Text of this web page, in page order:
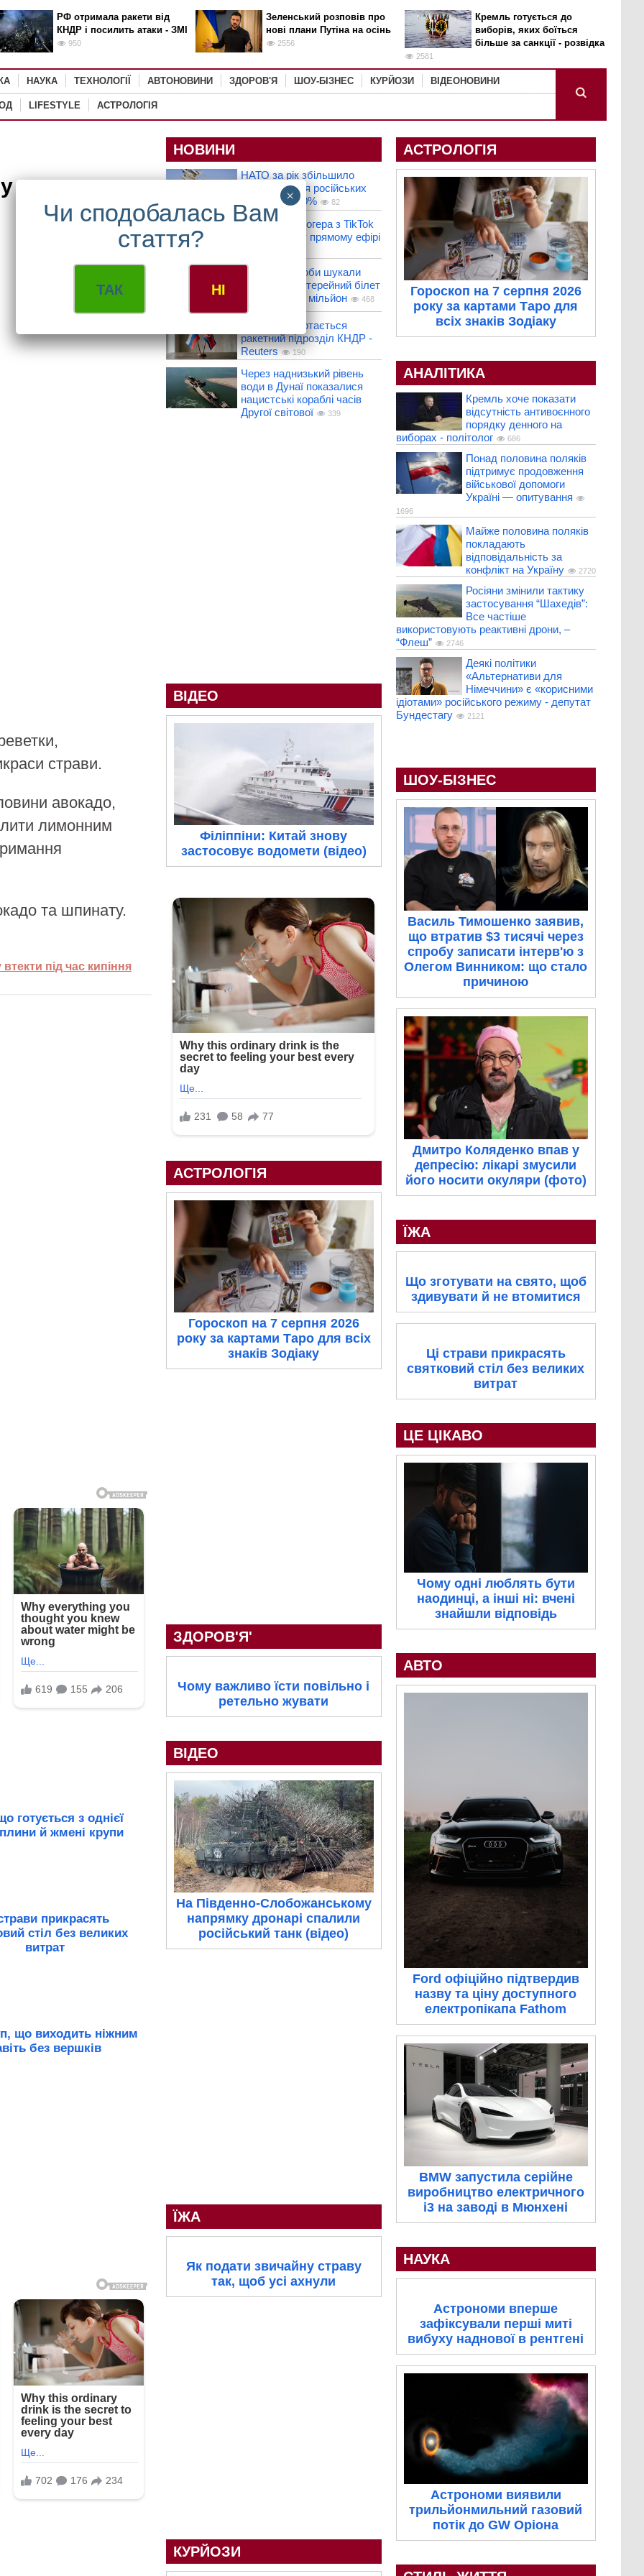
РФ отримала ракети від
КНДР і посилить атаки - ЗМІ
950
Зеленський розповів про
нові плани Путіна на осінь
2556
Кремль готується до
виборів, яких боїться
більше за санкції - розвідка
2581
НАУКА ТЕХНОЛОГІЇ АВТОНОВИНИ ЗДОРОВ'Я ШОУ-БІЗНЕС КУРЙОЗИ ВІДЕОНОВИНИ
LIFESTYLE АСТРОЛОГІЯ
та авокадо
EN RU UK
страви.
авокадо,
лимонним
та шпинату.
під час кипіння
готується з однієї
й жмені крупи
прикрасять
стіл без великих
витрат
що виходить ніжним
без вершків
НОВИНИ
НАТО за рік збільшило
перехоплення російських
літаків на 250%
82
У Мексиці блогера з TikTok
застрелили у прямому ефірі
В Італії дві доби шукали
викинутий лотерейний білет
з виграшем у мільйон
468
У Росії розгортається
ракетний підрозділ КНДР -
Reuters
190
Через наднизький рівень
води в Дунаї показалися
нацистські кораблі часів
Другої світової
339
ВІДЕО
Філіппіни: Китай знову
застосовує водомети (відео)
АСТРОЛОГІЯ
Гороскоп на 7 серпня 2026
року за картами Таро для всіх
знаків Зодіаку
ЗДОРОВ'Я'
Чому важливо їсти повільно і
ретельно жувати
ВІДЕО
На Південно-Слобожанському
напрямку дронарі спалили
російський танк (відео)
ЇЖА
Як подати звичайну страву
так, щоб усі ахнули
КУРЙОЗИ
АСТРОЛОГІЯ
Гороскоп на 7 серпня 2026
року за картами Таро для
всіх знаків Зодіаку
АНАЛІТИКА
Кремль хоче показати
відсутність антивоєнного
порядку денного на
виборах - політолог
686
Понад половина поляків
підтримує продовження
військової допомоги
Україні — опитування
1696
Майже половина поляків
покладають
відповідальність за
конфлікт на Україну
2720
Росіяни змінили тактику
застосування “Шахедів”:
Все частіше
використовують реактивні дрони, –
“Флеш”
2746
Деякі політики
«Альтернативи для
Німеччини» є «корисними
ідіотами» російського режиму - депутат
Бундестагу
2121
ШОУ-БІЗНЕС
Василь Тимошенко заявив,
що втратив $3 тисячі через
спробу записати інтерв'ю з
Олегом Винником: що стало
причиною
Дмитро Коляденко впав у
депресію: лікарі змусили
його носити окуляри (фото)
ЇЖА
Що зготувати на свято, щоб
здивувати й не втомитися
Ці страви прикрасять
святковий стіл без великих
витрат
ЦЕ ЦІКАВО
Чому одні люблять бути
наодинці, а інші ні: вчені
знайшли відповідь
АВТО
Ford офіційно підтвердив
назву та ціну доступного
електропікапа Fathom
BMW запустила серійне
виробництво електричного
i3 на заводі в Мюнхені
НАУКА
Астрономи вперше
зафіксували перші миті
вибуху наднової в рентгені
Астрономи виявили
трильйонмильний газовий
потік до GW Оріона
ТАК НІ